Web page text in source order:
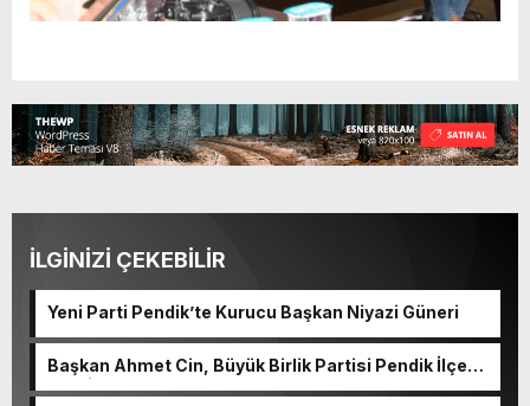
İLGİNİZİ ÇEKEBİLİR
Yeni Parti Pendik’te Kurucu Başkan Niyazi Güneri
Başkan Ahmet Cin, Büyük Birlik Partisi Pendik İlçe
Teşkilatı’nın Programına Katıldı